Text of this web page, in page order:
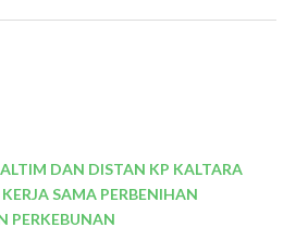
DAN DISTAN KP KALTARA
SAMA PERBENIHAN
PERKEBUNAN